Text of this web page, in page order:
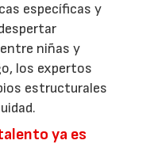
específicas y
niñas y
los expertos
estructurales
ya es